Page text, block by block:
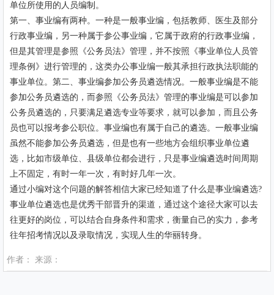
单位所使用的人员编制。
第一、事业编有两种。一种是一般事业编，包括教师、医生及部分
行政事业编，另一种属于参公事业编，它属于政府的行政事业编，
但是其管理是参照《公务员法》管理，并不按照《事业单位人员管
理条例》进行管理的，这类办公事业编一般其承担行政执法职能的
事业单位。第二、事业编参加公务员遴选情况。一般事业编是不能
参加公务员遴选的，而参照《公务员法》管理的事业编是可以参加
公务员遴选的，只要满足遴选专业等要求，就可以参加，而且公务
员也可以报考参公职位。事业编也有属于自己的遴选。一般事业编
虽然不能参加公务员遴选，但是也有一些地方会组织事业单位遴
选，比如市级单位、县级单位都会进行，只是事业编遴选时间周期
上不固定，有时一年一次，有时好几年一次。
通过小编对这个问题的解答相信大家已经知道了什么是事业编遴选?
事业单位遴选也是优秀干部晋升的渠道，通过这个途径大家可以去
往更好的岗位，可以结合自身条件和需求，衡量自己的实力，参考
往年招考情况以及录取情况，实现人生的华丽转身。
作者： 来源：